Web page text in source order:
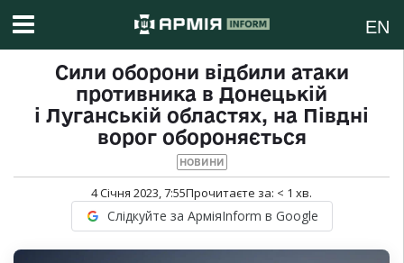
EN
Сили оборони відбили атаки
противника в Донецькій
і Луганській областях, на Півдні
ворог обороняється
НОВИНИ
4 Січня 2023, 7:55Прочитаєте за: < 1 хв.
Слідкуйте за АрміяInform в Google